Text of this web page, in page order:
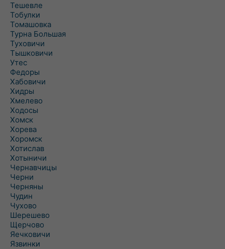
Тешевле
Тобулки
Томашовка
Турна Большая
Туховичи
Тышковичи
Утес
Федоры
Хабовичи
Хидры
Хмелево
Ходосы
Хомск
Хорева
Хоромск
Хотислав
Хотыничи
Чернавчицы
Черни
Черняны
Чудин
Чухово
Шерешево
Щерчово
Яечковичи
Язвинки